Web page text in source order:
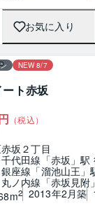
お気に入り
1 / 0
NEW 8/7
ト赤坂
（税込）
坂２丁目
代田線「赤坂」駅
座線「溜池山王」
ノ内線「赤坂見附
2 2013年2月築